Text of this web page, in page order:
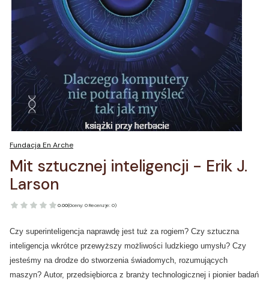
Fundacja En Arche
Mit sztucznej inteligencji - Erik J.
Larson
0.00(Oceny: 0 Recenzje: 0)
Czy superinteligencja naprawdę jest tuż za rogiem? Czy sztuczna
inteligencja wkrótce przewyższy możliwości ludzkiego umysłu? Czy
jesteśmy na drodze do stworzenia świadomych, rozumujących
maszyn? Autor, przedsiębiorca z branży technologicznej i pionier badań